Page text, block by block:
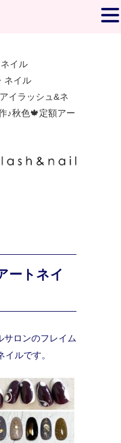
イル
ネイル
イラッシュ&ネ
♪秋色🍁定額アー
ートネイ
サロンのフレイム
イルです。